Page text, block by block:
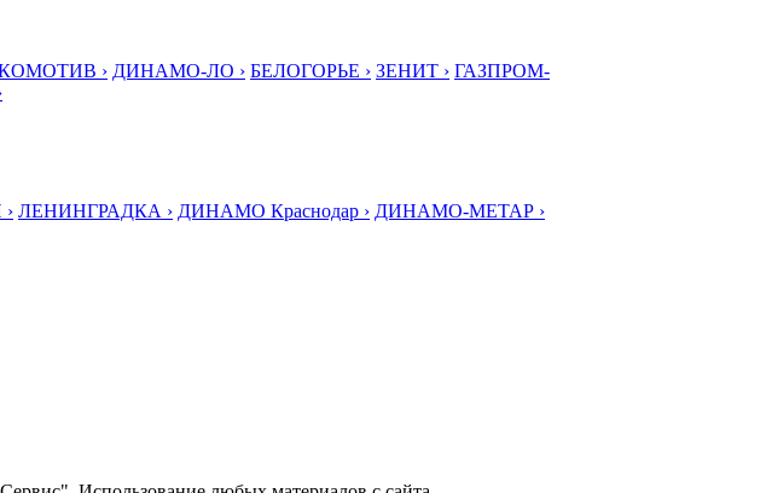
› ДИНАМО-ЛО › БЕЛОГОРЬЕ › ЗЕНИТ › ГАЗПРОМ-
ЛЕНИНГРАДКА › ДИНАМО Краснодар › ДИНАМО-МЕТАР ›